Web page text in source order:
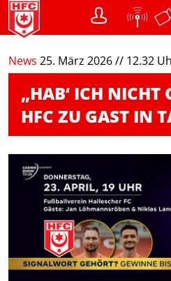
NEWS
VEREIN
Teams
SHOP
Warenkorb
FANS
Menschen mit Behinderung
DER CHEMIKER
News 25. März 2026 // 12.32
„HAB‘ ICH NICHT
HFC ZU GAST IN